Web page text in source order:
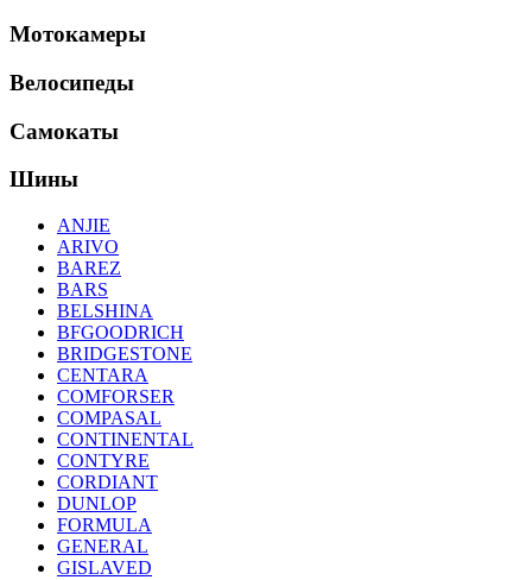
Мотокамеры
Велосипеды
Самокаты
Шины
ANJIE
ARIVO
BAREZ
BARS
BELSHINA
BFGOODRICH
BRIDGESTONE
CENTARA
COMFORSER
COMPASAL
CONTINENTAL
CONTYRE
CORDIANT
DUNLOP
FORMULA
GENERAL
GISLAVED